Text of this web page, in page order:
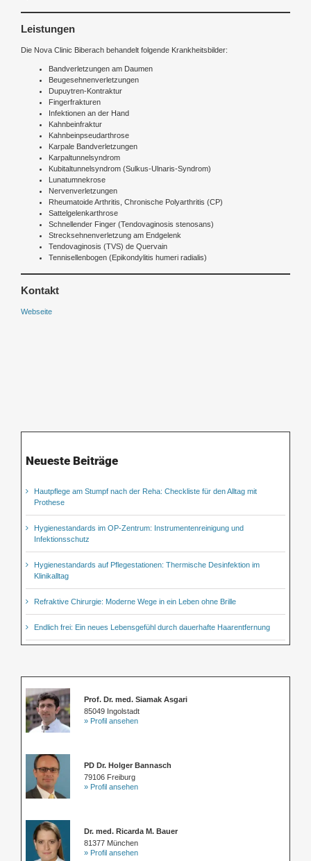
Leistungen
Die Nova Clinic Biberach behandelt folgende Krankheitsbilder:
Bandverletzungen am Daumen
Beugesehnenverletzungen
Dupuytren-Kontraktur
Fingerfrakturen
Infektionen an der Hand
Kahnbeinfraktur
Kahnbeinpseudarthrose
Karpale Bandverletzungen
Karpaltunnelsyndrom
Kubitaltunnelsyndrom (Sulkus-Ulnaris-Syndrom)
Lunatumnekrose
Nervenverletzungen
Rheumatoide Arthritis, Chronische Polyarthritis (CP)
Sattelgelenkarthrose
Schnellender Finger (Tendovaginosis stenosans)
Strecksehnenverletzung am Endgelenk
Tendovaginosis (TVS) de Quervain
Tennisellenbogen (Epikondylitis humeri radialis)
Kontakt
Webseite
Neueste Beiträge
Hautpflege am Stumpf nach der Reha: Checkliste für den Alltag mit
Prothese
Hygienestandards im OP-Zentrum: Instrumentenreinigung und
Infektionsschutz
Hygienestandards auf Pflegestationen: Thermische Desinfektion im
Klinikalltag
Refraktive Chirurgie: Moderne Wege in ein Leben ohne Brille
Endlich frei: Ein neues Lebensgefühl durch dauerhafte Haarentfernung
Prof. Dr. med. Siamak Asgari
85049 Ingolstadt
» Profil ansehen
PD Dr. Holger Bannasch
79106 Freiburg
» Profil ansehen
Dr. med. Ricarda M. Bauer
81377 München
» Profil ansehen